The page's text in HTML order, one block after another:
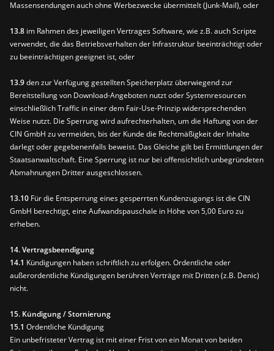
Massensendungen auch ohne Werbezwecke übermittelt (Junk-Mail), oder
13.8 im Rahmen des jeweiligen Vertrages Software, wie z.B. auch Scripte
verwendet, die das Betriebsverhalten der Infrastruktur beeinträchtigt oder
zu beeinträchtigen geeignet ist, oder
13.9den zur Verfügung gestellten Speicherplatz überwiegend zur
Bereitstellung von Download-Angeboten nutzt oder Systemresourcen
einschließlich Traffic in einer dem Fair-Use-Prinzip widersprechenden
Weise nutzt. Die Sperrung wird aufrechterhalten, um die Haftung von der
CIN GmbH zu vermeiden, bis der Kunde die Rechtmäßigkeit der Inhalte
darlegt oder gegebenenfalls beweist. Das Gleiche gilt bei Ermittlungen der
Staatsanwaltschaft. Eine Sperrung ist nur bei offensichtlich unbegründeten
Abmahnungen Dritter ausgeschlossen.
13.10 Für die Entsperrung eines gesperrten Kundenzugangs ist die CIN
GmbH berechtigt, eine Aufwandspauschale in Höhe von 5,00 Euro zu
erheben.
14. Vertragsbeendigung
14.1 Kündigungen haben schriftlich zu erfolgen. Ordentliche oder
außerordentliche Kündigungen berühren Verträge mit Dritten (z.B. Denic)
nicht.
15. Kündigung / Stornierung
15.1 Ordentliche Kündigung
Ein unbefristeter Vertrag ist mit einer Frist von ein Monat von beiden